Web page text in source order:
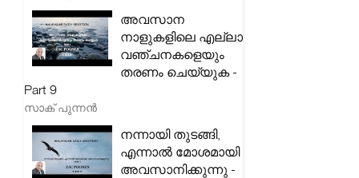
അവസാന
നാളുകളിലെ എല്ലാ
വഞ്ചനകളെയും
തരണം ചെയ്യുക -
Part 9
സാക് പുന്നൻ
നന്നായി തുടങ്ങി,
എന്നാൽ മോശമായി
അവസാനിക്കുന്നു -